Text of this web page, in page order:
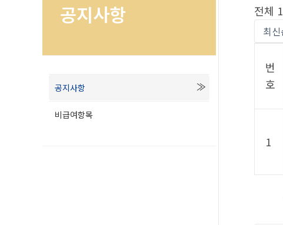
공지사항
공지사항
비급여항목
전체 1
번
호
1